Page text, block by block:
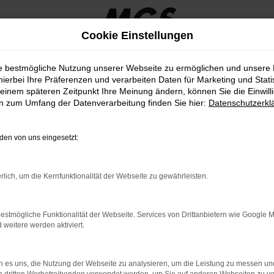
MGS Motor Gruppe
Gruppe Sticht GmbH & Co. KG: Die
stilvolles Fahrzeug suchen. Bei
erstklassige Beratung und zusätzliche Services.
Sie das ideale Fahrzeug finden, das Ihren Bedürfnissen und
Modell für Sie.
Sticht GmbH & Co. KG auch eine Vielzahl von zusätzlichen
professionelle Wartungsdienste und attraktive
unserer Ford Fahrzeuge.Unser freundliches und
Cookie Einstellungen
bestmögliche Nutzung unserer Webseite zu ermöglichen und unsere
Ihre Präferenzen und verarbeiten Daten für Marketing und
späteren Zeitpunkt Ihre Meinung ändern, können Sie die
zum Umfang der Datenverarbeitung finden Sie hier:
von uns eingesetzt:
um die Kernfunktionalität der Webseite zu gewährleisten.
Funktionalität der Webseite. Services von Drittanbietern wie Google
weitere werden aktiviert.
es uns, die Nutzung der Webseite zu analysieren, um die Leistung zu messen